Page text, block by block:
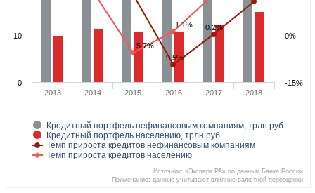
-9.5%
0.2%
-5.7%
1.1%
Кредитный портфель нефинансовым компаниям, трлн руб.
Кредитный портфель населению, трлн руб.
Темп прироста кредитов нефинансовым компаниям
Темп прироста кредитов населению
2013 2014 2015 2016 2017 2018
-15%
0%
0
10
Источник: «Эксперт РА» по данным Банка России
Примечание: данные учитывают влияние валютной переоценки